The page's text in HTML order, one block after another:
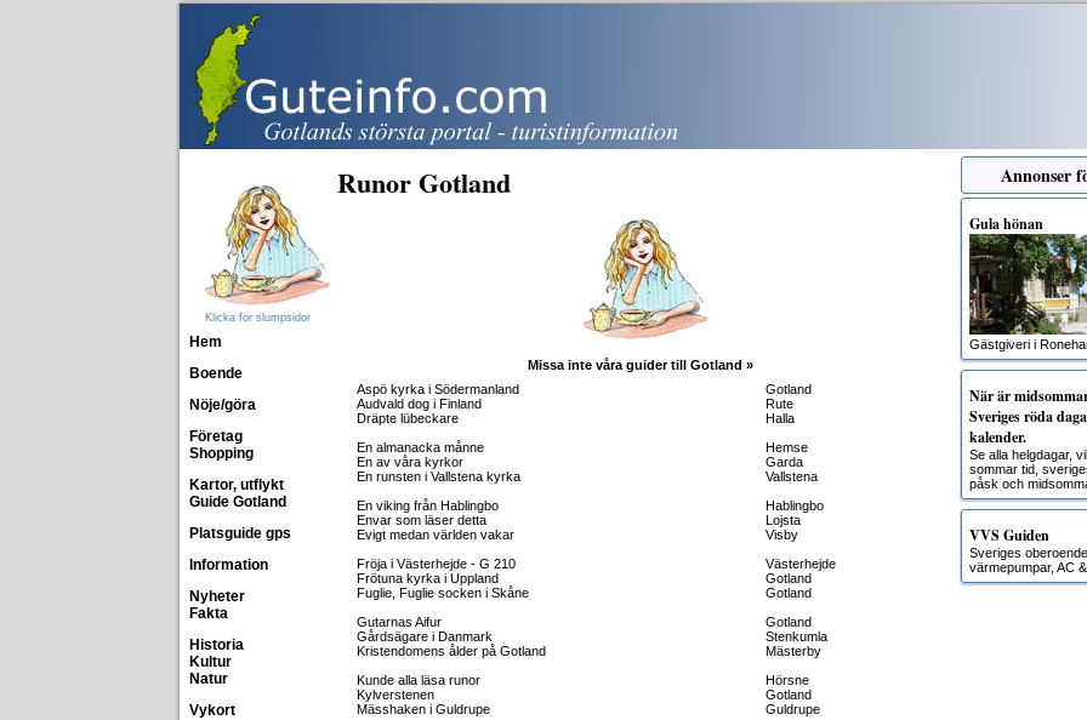
Klicka för slumpsidor
Hem
Boende
Nöje/göra
Företag
Shopping
Kartor, utflykt
Guide Gotland
Platsguide gps
Information
Nyheter
Fakta
Historia
Kultur
Natur
Vykort
Runor Gotland
Missa inte våra guider till Gotland »
Aspö kyrka i Södermanland
Gotland
Audvald dog i Finland
Rute
Dräpte lübeckare
Halla
En almanacka månne
Hemse
En av våra kyrkor
Garda
En runsten i Vallstena kyrka
Vallstena
En viking från Hablingbo
Hablingbo
Envar som läser detta
Lojsta
Evigt medan världen vakar
Visby
Fröja i Västerhejde - G 210
Västerhejde
Frötuna kyrka i Uppland
Gotland
Fuglie, Fuglie socken i Skåne
Gotland
Gutarnas Aifur
Gotland
Gårdsägare i Danmark
Stenkumla
Kristendomens ålder på Gotland
Mästerby
Kunde alla läsa runor
Hörsne
Kylverstenen
Gotland
Mässhaken i Guldrupe
Guldrupe
Annonser
Gula hönan
Gästgiveri i
När är
Sveriges röda
kalender.
Se alla helgdagar,
sommar tid,
påsk och
VVS Guiden
Sveriges
värmepumpar, AC